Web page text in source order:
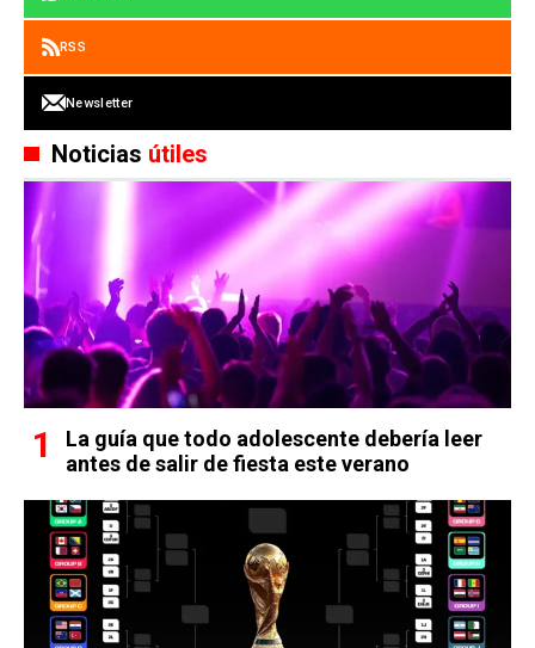
RSS
Newsletter
Noticias útiles
La guía que todo adolescente debería leer
antes de salir de fiesta este verano